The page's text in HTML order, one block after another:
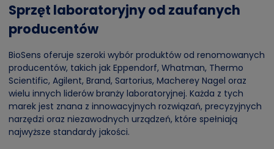
Sprzęt laboratoryjny od zaufanych
producentów
BioSens oferuje szeroki wybór produktów od renomowanych
producentów, takich jak Eppendorf, Whatman, Thermo
Scientific, Agilent, Brand, Sartorius, Macherey Nagel oraz
wielu innych liderów branży laboratoryjnej. Każda z tych
marek jest znana z innowacyjnych rozwiązań, precyzyjnych
narzędzi oraz niezawodnych urządzeń, które spełniają
najwyższe standardy jakości.